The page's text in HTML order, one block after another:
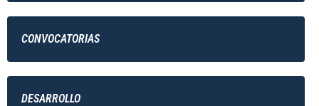
CONVOCATORIAS
DESARROLLO